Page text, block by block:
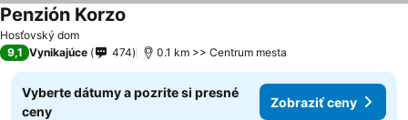
Hosťovský dom
Penzión Korzo
9,1 Vynikajúce 474 0.1 km >> Centrum mesta
Vyberte dátumy a pozrite si presné
ceny
Zobraziť ceny